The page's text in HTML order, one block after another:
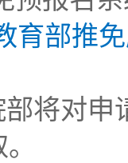
育部推
将对